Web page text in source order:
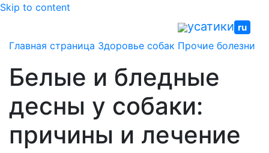
Skip to content
усатики ru
Главная страница Здоровье собак Прочие болезни
Белые и бледные
десны у собаки:
причины и лечение